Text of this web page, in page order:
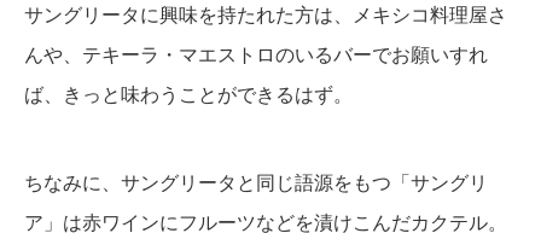
サングリータに興味を持たれた方は、メキシコ料理屋さ
んや、テキーラ・マエストロのいるバーでお願いすれ
ば、きっと味わうことができるはず。
ちなみに、サングリータと同じ語源をもつ「サングリ
ア」は赤ワインにフルーツなどを漬けこんだカクテル。